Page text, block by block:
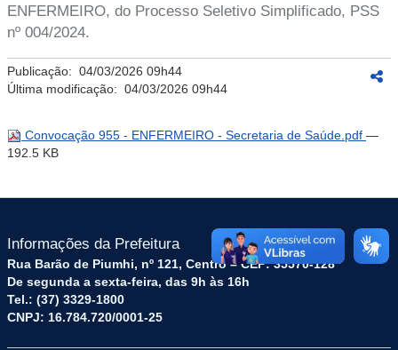
ENFERMEIRO, do Processo Seletivo Simplificado, PSS
nº 004/2024.
Publicação: 04/03/2026 09h44
Última modificação: 04/03/2026 09h44
Convocação 955 - ENFERMEIRO - Secretaria de Saúde.pdf —
192.5 KB
Informações da Prefeitura
Rua Barão de Piumhi, nº 121, Centro – CEP: 35570-128
De segunda a sexta-feira, das 9h às 16h
Tel.: (37) 3329-1800
CNPJ: 16.784.720/0001-25